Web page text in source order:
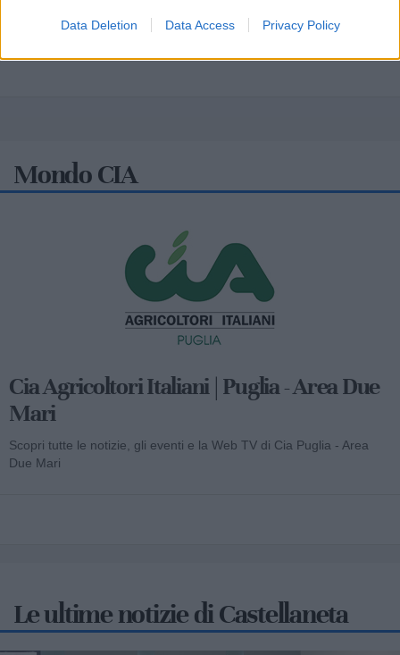
Data Deletion Data Access Privacy Policy
Mondo CIA
Cia Agricoltori Italiani | Puglia - Area Due
Mari
Scopri tutte le notizie, gli eventi e la Web TV di Cia Puglia - Area
Due Mari
Le ultime notizie di Castellaneta